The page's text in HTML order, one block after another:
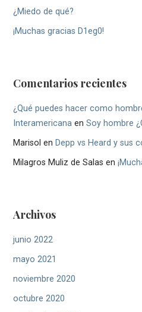
¿Miedo de qué?
¡Muchas gracias D1eg0!
Comentarios recientes
¿Qué puedes hacer como
Interamericana enSoy hombre
Marisol en Depp vs Heard y sus
Milagros Muliz de Salas en
Archivos
junio 2022
mayo 2021
noviembre 2020
octubre 2020